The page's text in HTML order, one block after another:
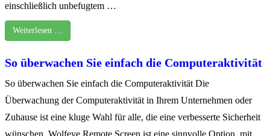
einschließlich unbefugtem …
Weiterlesen …
So überwachen Sie einfach die Computeraktivität
So überwachen Sie einfach die Computeraktivität Die
Überwachung der Computeraktivität in Ihrem Unternehmen oder
Zuhause ist eine kluge Wahl für alle, die eine verbesserte Sicherheit
wünschen. Wolfeye Remote Screen ist eine sinnvolle Option, mit